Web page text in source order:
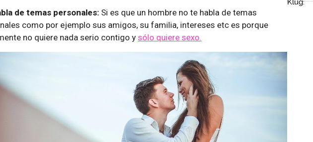
de temas personales: Si es que un hombre no te habla de temas
como por ejemplo sus amigos, su familia, intereses etc es porque
no quiere nada serio contigo y sólo quiere sexo.